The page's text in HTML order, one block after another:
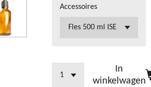
Accessoires
In
winkelwagen